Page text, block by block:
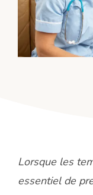
Lorsque les
essentiel de